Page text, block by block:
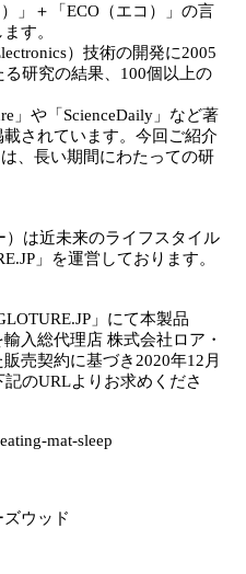
」＋「ECO（エコ）」の言
す。
）技術の開発に2005
研究の結果、100個以上の
」や「ScienceDaily」など著
されています。今回ご紹介
、長い期間にわたっての研
は近未来のライフスタイル
」を運営しております。
」にて本製品
輸入総代理店 株式会社ロア・
売契約に基づき2020年12月
のURLよりお求めくださ
mat-sleep
ウッド